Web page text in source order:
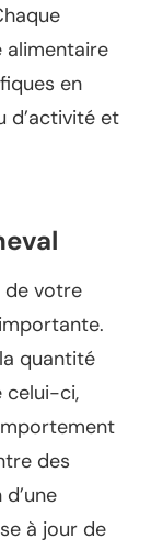
alimentaire
en
d’activité et
de votre
quantité
celui-ci,
des
à jour de